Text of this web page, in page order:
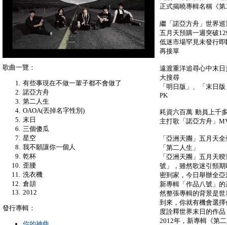
正式揭曉專輯名稱《
繼「諾亞方舟」世界
五月天預購一週突破
低迷市場罕見未發行
再接單
遠渡重洋追尋心中末
大搜尋
「明日版」、「末日
PK
耗資六百萬 動員上千
主打歌「諾亞方舟」
「亞洲天團」五月天
「第二人生」
「亞洲天團」五月天
號」，雖然歌迷引頸
密到家，今日舉辦全
新專輯「作品八號」
然整張專輯的背景是
到來，你就有機會選
度詮釋世界末日的作
2012年，新專輯《第
歌曲一覽：
有些事現在不做一輩子都不會做了
諾亞方舟
第二人生
OAOA(丟掉名字性別)
末日
三個傻瓜
星空
我不願讓你一個人
乾杯
歪腰
洗衣機
倉頡
2012
發行專輯：